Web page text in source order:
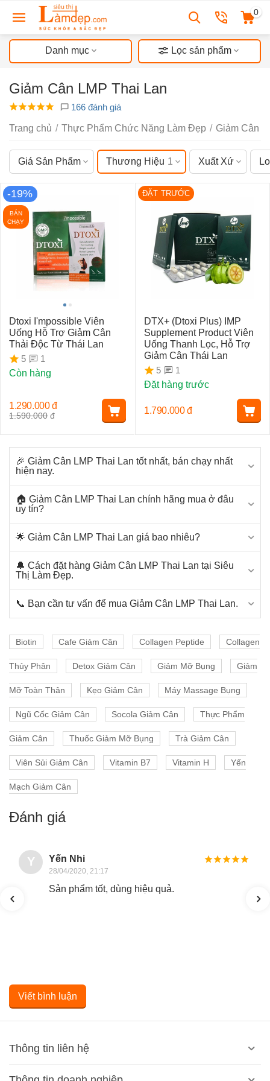
0
Danh mục Lọc sản phẩm
Giảm Cân LMP Thai Lan
166 đánh giá
Trang chủ / Thực Phẩm Chức Năng Làm Đẹp / Giảm Cân
Giá Sản Phẩm Thương Hiệu 1 Xuất Xứ
🎉 Giảm Cân LMP Thai Lan tốt nhất, bán chạy nhất
hiện nay.
🏠 Giảm Cân LMP Thai Lan chính hãng mua ở đâu
uy tín?
🌟 Giảm Cân LMP Thai Lan giá bao nhiêu?
🔔 Cách đặt hàng Giảm Cân LMP Thai Lan tại Siêu
Thị Làm Đẹp.
📞 Bạn cần tư vấn để mua Giảm Cân LMP Thai Lan.
-19%
BÁN
CHẠY
Dtoxi I'mpossible Viên
Uống Hỗ Trợ Giảm Cân
Thải Độc Từ Thái Lan
5
1
Còn hàng
1.590.000 đ
1.290.000 đ
ĐẶT TRƯỚC
DTX+ (Dtoxi Plus) IMP
Supplement Product Viên
Uống Thanh Lọc, Hỗ Trợ
Giảm Cân Thái Lan
5
1
Đặt hàng trước
1.790.000 đ
Biotin Cafe Giảm Cân Collagen Peptide Collagen
Thủy Phân Detox Giảm Cân Giảm Mỡ Bụng Giảm
Mỡ Toàn Thân Kẹo Giảm Cân Máy Massage Bụng
Ngũ Cốc Giảm Cân Socola Giảm Cân Thực Phẩm
Giảm Cân Thuốc Giảm Mỡ Bụng Trà Giảm Cân
Viên Sủi Giảm Cân Vitamin B7 Vitamin H Yến
Mạch Giảm Cân
Đánh giá
Y Yến Nhi
28/04/2020, 21:17
Sản phẩm tốt, dùng hiệu quả.
Viết bình luận
Thông tin liên hệ